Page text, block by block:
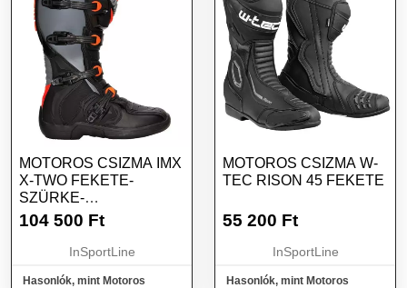
MOTOROS CSIZMA IMX
X-TWO FEKETE-
SZÜRKE-
104 500 Ft
InSportLine
Hasonlók, mint Motoros
MOTOROS CSIZMA W-
TEC RISON 45 FEKETE
55 200 Ft
InSportLine
Hasonlók, mint Motoros